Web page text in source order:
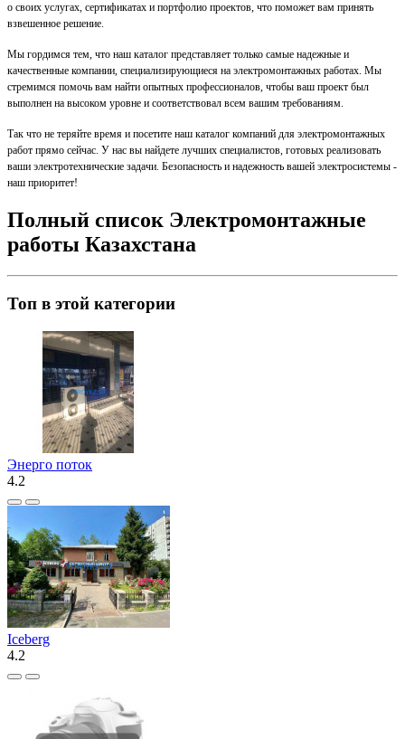
о своих услугах, сертификатах и портфолио проектов, что поможет вам принять
взвешенное решение.
Мы гордимся тем, что наш каталог представляет только самые надежные и
качественные компании, специализирующиеся на электромонтажных работах. Мы
стремимся помочь вам найти опытных профессионалов, чтобы ваш проект был
выполнен на высоком уровне и соответствовал всем вашим требованиям.
Так что не теряйте время и посетите наш каталог компаний для электромонтажных
работ прямо сейчас. У нас вы найдете лучших специалистов, готовых реализовать
ваши электротехнические задачи. Безопасность и надежность вашей электросистемы -
наш приоритет!
Полный список Электромонтажные
работы Казахстана
Топ в этой категории
Энерго поток
4.2
Iceberg
4.2